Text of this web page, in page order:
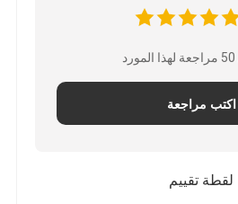
اكتب مراجعة
لقطة تقييم